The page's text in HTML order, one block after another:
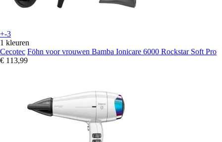
+-3
1 kleuren
Cecotec Föhn voor vrouwen Bamba Ionicare 6000 Rockstar Soft Pro
€ 113,99